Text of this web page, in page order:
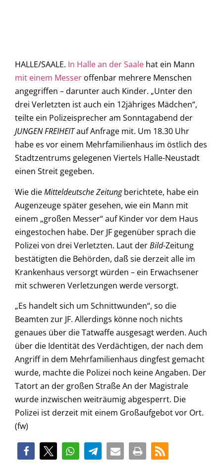
HALLE/SAALE. In Halle an der Saale hat ein Mann
mit einem Messer offenbar mehrere Menschen
angegriffen – darunter auch Kinder. „Unter den
drei Verletzten ist auch ein 12jähriges Mädchen“,
teilte ein Polizeisprecher am Sonntagabend der
JUNGEN FREIHEITauf Anfrage mit. Um 18.30 Uhr
habe es vor einem Mehrfamilienhaus im östlich des
Stadtzentrums gelegenen Viertels Halle-Neustadt
einen Streit gegeben.
Wie dieMitteldeutsche Zeitungberichtete, habe ein
Augenzeuge später gesehen, wie ein Mann mit
einem „großen Messer“ auf Kinder vor dem Haus
eingestochen habe. Der JF gegenüber sprach die
Polizei von drei Verletzten. Laut derBild-Zeitung
bestätigten die Behörden, daß sie derzeit alle im
Krankenhaus versorgt würden – ein Erwachsener
mit schweren Verletzungen werde versorgt.
„Es handelt sich um Schnittwunden“, so die
Beamten zur JF. Allerdings könne noch nichts
genaues über die Tatwaffe ausgesagt werden. Auch
über die Identität des Verdächtigen, der nach dem
Angriff in dem Mehrfamilienhaus dingfest gemacht
wurde, machte die Polizei noch keine Angaben. Der
Tatort an der großen Straße An der Magistrale
wurde inzwischen weiträumig abgesperrt. Die
Polizei ist derzeit mit einem Großaufgebot vor Ort.
(fw)